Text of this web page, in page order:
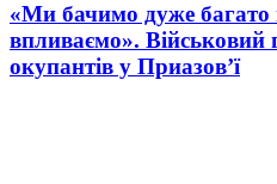
«Ми бачимо дуже багато
впливаємо». Військовий
окупантів у Приазов’ї